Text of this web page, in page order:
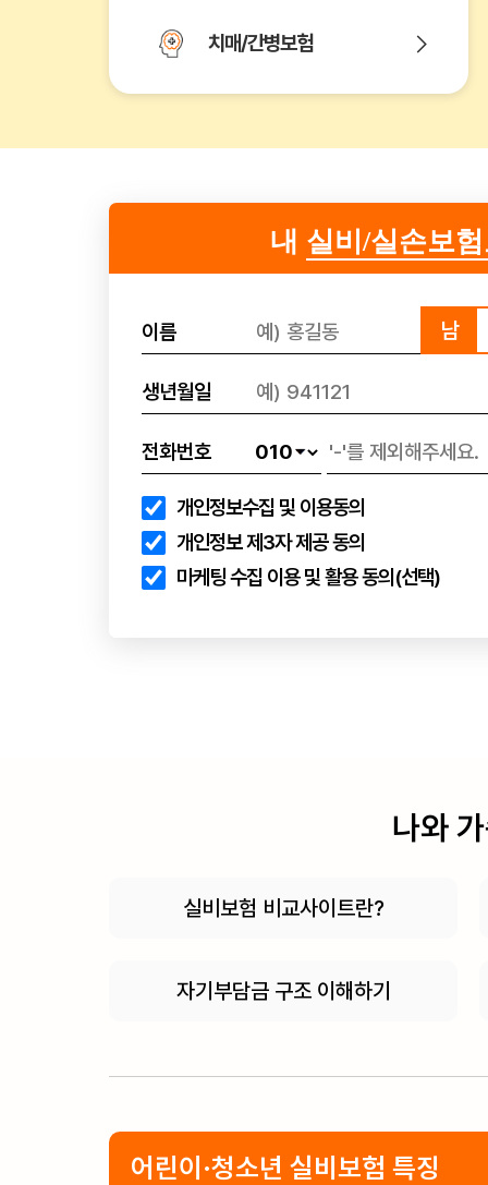
치매/간병보험
내 실비/실손보
이름 남
생년월일
전화번호
개인정보수집 및 이용동의
개인정보 제3자 제공 동의
마케팅 수집 이용 및 활용 동의(선택)
나와
실비보험 비교사이트란?
자기부담금 구조 이해하기
어린이·청소년 실비보험 특징